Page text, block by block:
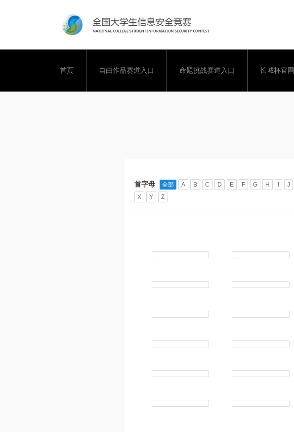
首页 自由作品赛道入口 命题挑战赛道入口 长城杯官网
首字母 全部 A B C D E F G H J
X
Y Z